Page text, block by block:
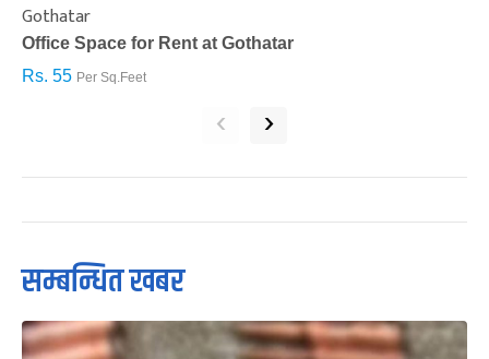
Gothatar
Office Space for Rent at Gothatar
Rs. 55 Per Sq.Feet
‹ ›
सम्बन्धित खबर